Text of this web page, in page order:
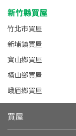
新竹縣買屋
竹北市買屋
新埔鎮買屋
寶山鄉買屋
橫山鄉買屋
峨眉鄉買屋
買屋